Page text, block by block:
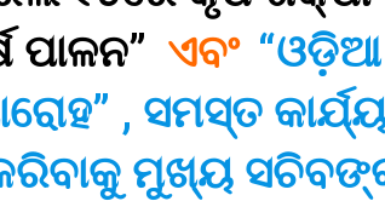
ପାଳନ” ଏବଂ
, ସମସ୍ତ
ମୁଖ୍ୟ